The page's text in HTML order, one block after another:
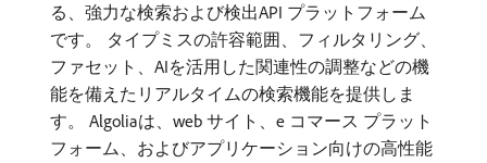
る、強力な検索および検出API プラットフォーム
です。 タイプミスの許容範囲、フィルタリング、
ファセット、AIを活用した関連性の調整などの機
能を備えたリアルタイムの検索機能を提供しま
す。 Algoliaは、web サイト、e コマース プラット
フォーム、およびアプリケーション向けの高性能